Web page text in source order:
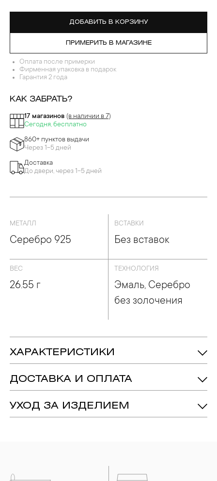
ДОБАВИТЬ В КОРЗИНУ
ПРИМЕРИТЬ В МАГАЗИНЕ
Оплата после примерки
Фирменная упаковка в подарок
Гарантия 2 года
КАК ЗАБРАТЬ?
17 магазинов (в наличии в 7)
Сегодня, бесплатно
860+ пунктов выдачи
Через 1-5 дней
Доставка
До двери, через 1-5 дней
МЕТАЛЛ
Серебро 925
ВСТАВКИ
Без вставок
ВЕС
26.55 г
ТЕХНОЛОГИЯ
Эмаль, Серебро
без золочения
ХАРАКТЕРИСТИКИ
Металл: Серебро 925
Технология: Эмаль, Серебро Без Золочения
ДОСТАВКА И ОПЛАТА
УХОД ЗА ИЗДЕЛИЕМ
активный кислород и при нанесении косметических
средств. Современные косметические средства содержат в